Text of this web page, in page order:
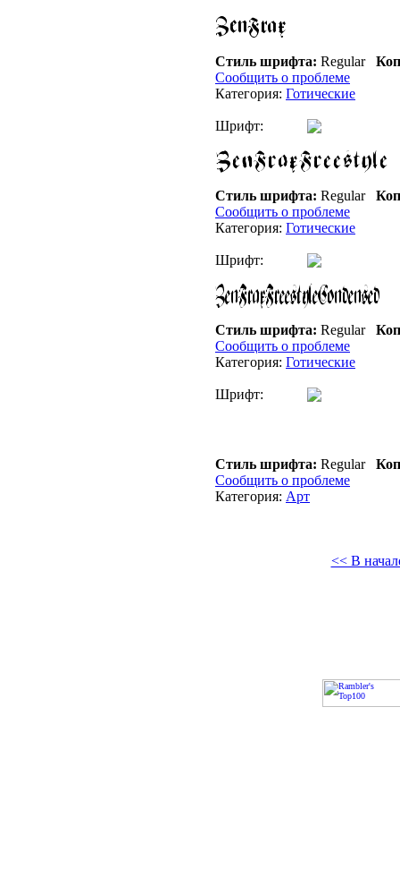
Стиль шрифта: Regular
Сообщить о проблеме
Категория: Готические
Шрифт:
Стиль шрифта: Regular
Сообщить о проблеме
Категория: Готические
Шрифт:
Стиль шрифта: Regular
Сообщить о проблеме
Категория: Готические
Шрифт:
Стиль шрифта: Regular
Сообщить о проблеме
Категория: Арт
<< В